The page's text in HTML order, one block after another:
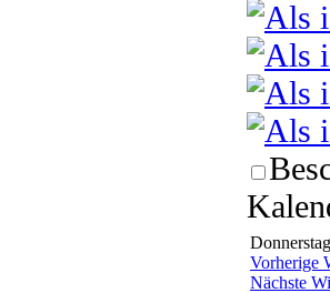
Vorherige
Nächste